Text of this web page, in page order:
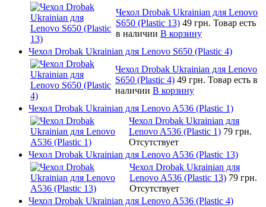
Чехол Drobak Ukrainian для Lenovo
S650 (Plastic 13) 49 грн. Товар есть
в наличии В корзину
Чехол Drobak Ukrainian для Lenovo S650 (Plastic 4)
Чехол Drobak Ukrainian для Lenovo
S650 (Plastic 4) 49 грн. Товар есть в
наличии В корзину
Чехол Drobak Ukrainian для Lenovo A536 (Plastic 1)
Чехол Drobak Ukrainian для
Lenovo A536 (Plastic 1) 79 грн.
Отсутствует
Чехол Drobak Ukrainian для Lenovo A536 (Plastic 13)
Чехол Drobak Ukrainian для
Lenovo A536 (Plastic 13) 79 грн.
Отсутствует
Чехол Drobak Ukrainian для Lenovo A536 (Plastic 4)